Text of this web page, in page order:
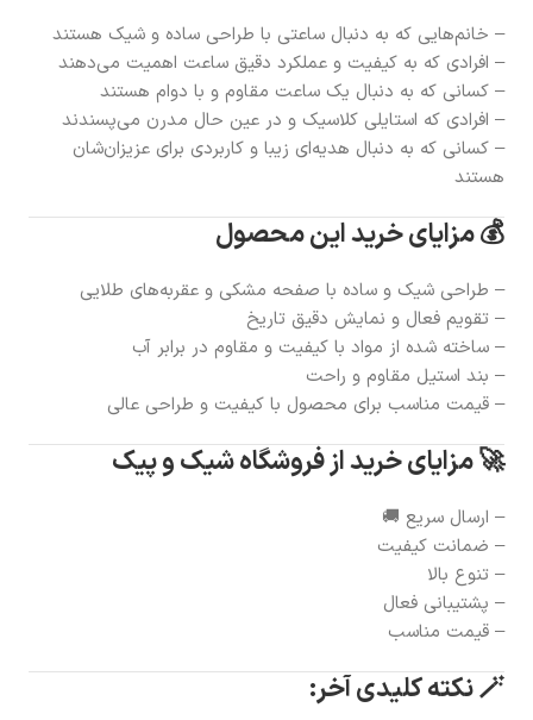
– خانم‌هایی که به دنبال ساعتی با طراحی ساده و شیک هستند
– افرادی که به کیفیت و عملکرد دقیق ساعت اهمیت می‌دهند
– کسانی که به دنبال یک ساعت مقاوم و با دوام هستند
– افرادی که استایلی کلاسیک و در عین حال مدرن می‌پسندند
– کسانی که به دنبال هدیه‌ای زیبا و کاربردی برای عزیزان‌شان
هستند
💰 مزایای خرید این محصول
– طراحی شیک و ساده با صفحه مشکی و عقربه‌های طلایی
– تقویم فعال و نمایش دقیق تاریخ
– ساخته شده از مواد با کیفیت و مقاوم در برابر آب
– بند استیل مقاوم و راحت
– قیمت مناسب برای محصول با کیفیت و طراحی عالی
🚀 مزایای خرید از فروشگاه شیک و پیک
– ارسال سریع 🚚
– ضمانت کیفیت
– تنوع بالا
– پشتیبانی فعال
– قیمت مناسب
🪄 نکته کلیدی آخر: